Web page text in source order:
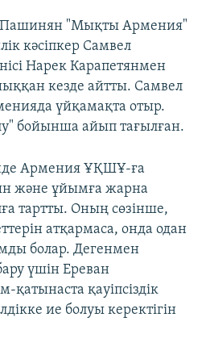
Пашинян "Мықты Армения"
кәсіпкер Самвел
Нарек Карапетянмен
кезде айтты. Самвел
үйқамақта отыр.
бойынша айып тағылған.
Армения ҰҚШҰ-ға
және ұйымға жарна
тартты. Оның сөзінше,
атқармаса, онда одан
болар. Дегенмен
үшін Ереван
қауіпсіздік
ие болуы керектігін